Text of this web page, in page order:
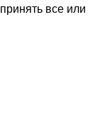
все или